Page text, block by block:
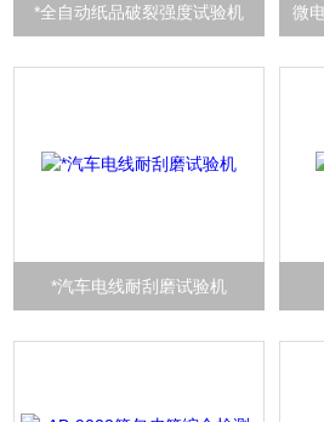
*全自动纸品破裂强度试验机
*汽车电线耐刮磨试验机